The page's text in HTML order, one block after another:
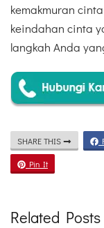
kemakmuran
keindahan cinta
langkah Anda
SHARE THIS
Pin It
Related Posts